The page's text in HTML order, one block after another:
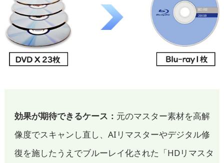
効果が期待できるケース： 元のマスター素材を高解
像度でスキャンし直し、AIリマスターやデジタル修
復を施したうえでブルーレイ化された「HDリマスタ